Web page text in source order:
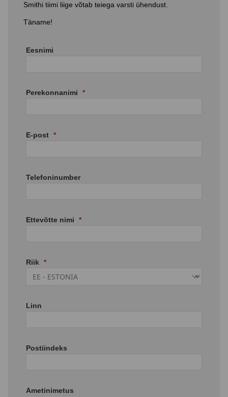
Smithi tiimi liige võtab teiega varsti ühendust.
Täname!
Eesnimi
Perekonnanimi
E-post
Telefoninumber
Ettevõtte nimi
Riik
Linn
Postiindeks
Ametinimetus